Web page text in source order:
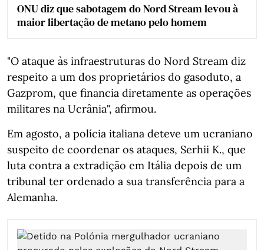
ONU diz que sabotagem do Nord Stream levou à
maior libertação de metano pelo homem
"O ataque às infraestruturas do Nord Stream diz
respeito a um dos proprietários do gasoduto, a
Gazprom, que financia diretamente as operações
militares na Ucrânia", afirmou.
Em agosto, a polícia italiana deteve um ucraniano
suspeito de coordenar os ataques, Serhii K., que
luta contra a extradição em Itália depois de um
tribunal ter ordenado a sua transferência para a
Alemanha.